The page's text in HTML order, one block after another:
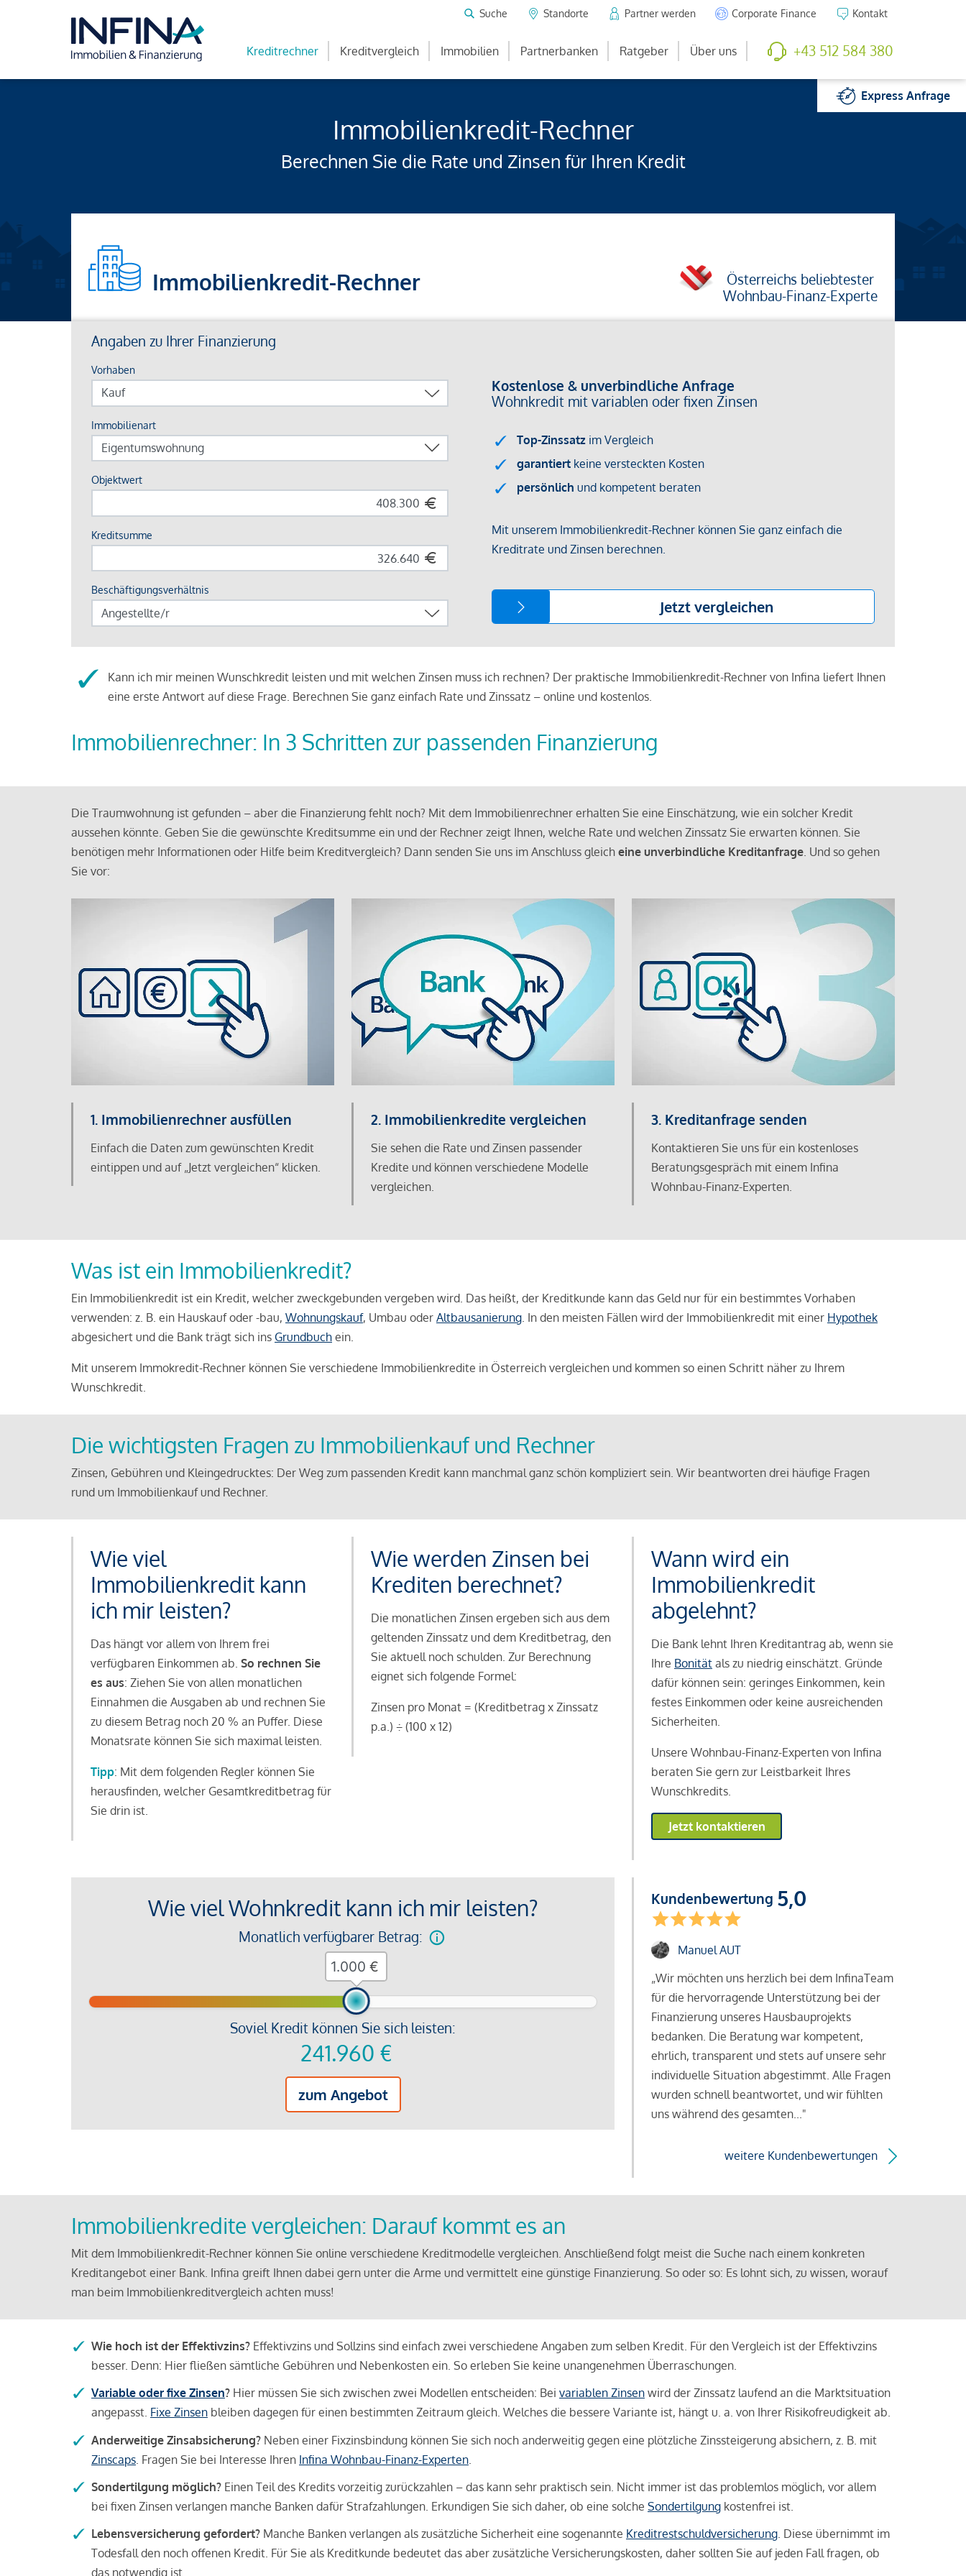
Suche Standorte Partner werden Corporate Finance Kontakt
Kreditrechner Kreditvergleich Immobilien Partnerbanken Ratgeber Über uns +43 512 584 380
ExpressAnfrage
Immobilienkredit-Rechner
Berechnen Sie die Rate und Zinsen für Ihren Kredit
Immobilienkredit-Rechner
Österreichs beliebtester
Wohnbau-Finanz-Experte
Kann ich mir meinen Wunschkredit leisten und mit welchen Zinsen muss ich rechnen? Der praktische Immobilienkredit-Rechner von Infina liefert Ihnen
eine erste Antwort auf diese Frage. Berechnen Sie ganz einfach Rate und Zinssatz – online und kostenlos.
Immobilienrechner: In 3 Schritten zur passenden Finanzierung
Die Traumwohnung ist gefunden – aber die Finanzierung fehlt noch? Mit dem Immobilienrechner erhalten Sie eine Einschätzung, wie ein solcher Kredit
aussehen könnte. Geben Sie die gewünschte Kreditsumme ein und der Rechner zeigt Ihnen, welche Rate und welchen Zinssatz Sie erwarten können. Sie
benötigen mehr Informationen oder Hilfe beim Kreditvergleich? Dann senden Sie uns im Anschluss gleich eine unverbindliche Kreditanfrage. Und so gehen
Sie vor:
1. Immobilienrechner ausfüllen
Einfach die Daten zum gewünschten Kredit
eintippen und auf „Jetzt vergleichen“ klicken.
2. Immobilienkredite vergleichen
Sie sehen die Rate und Zinsen passender
Kredite und können verschiedene Modelle
vergleichen.
3. Kreditanfrage senden
Kontaktieren Sie uns für ein kostenloses
Beratungsgespräch mit einem Infina
Wohnbau-Finanz-Experten.
Was ist ein Immobilienkredit?
Ein Immobilienkredit ist ein Kredit, welcher zweckgebunden vergeben wird. Das heißt, der Kreditkunde kann das Geld nur für ein bestimmtes Vorhaben
verwenden: z. B. ein Hauskauf oder -bau, Wohnungskauf, Umbau oder Altbausanierung. In den meisten Fällen wird der Immobilienkredit mit einer Hypothek
abgesichert und die Bank trägt sich ins Grundbuch ein.
Mit unserem Immokredit-Rechner können Sie verschiedene Immobilienkredite in Österreich vergleichen und kommen so einen Schritt näher zu Ihrem
Wunschkredit.
Die wichtigsten Fragen zu Immobilienkauf und Rechner
Zinsen, Gebühren und Kleingedrucktes: Der Weg zum passenden Kredit kann manchmal ganz schön kompliziert sein. Wir beantworten drei häufige Fragen
rund um Immobilienkauf und Rechner.
Wie viel
Immobilienkredit kann
ich mir leisten?
Das hängt vor allem von Ihrem frei
verfügbaren Einkommen ab. So rechnen Sie
es aus: Ziehen Sie von allen monatlichen
Einnahmen die Ausgaben ab und rechnen Sie
zu diesem Betrag noch 20 % an Puffer. Diese
Monatsrate können Sie sich maximal leisten.
Tipp: Mit dem folgenden Regler können Sie
herausfinden, welcher Gesamtkreditbetrag für
Sie drin ist.
Wie werden Zinsen bei
Krediten berechnet?
Die monatlichen Zinsen ergeben sich aus dem
geltenden Zinssatz und dem Kreditbetrag, den
Sie aktuell noch schulden. Zur Berechnung
eignet sich folgende Formel:
Zinsen pro Monat = (Kreditbetrag x Zinssatz
p.a.) ÷ (100 x 12)
Wann wird ein
Immobilienkredit
abgelehnt?
Die Bank lehnt Ihren Kreditantrag ab, wenn sie
Ihre Bonitätals zu niedrig einschätzt. Gründe
dafür können sein: geringes Einkommen, kein
festes Einkommen oder keine ausreichenden
Sicherheiten.
Unsere Wohnbau-Finanz-Experten von Infina
beraten Sie gern zur Leistbarkeit Ihres
Wunschkredits.
Jetzt kontaktieren
Wie viel Wohnkredit kann ich mir leisten?
Monatlich verfügbarer Betrag:
Soviel Kredit können Sie sich leisten:
241.960 €
zum Angebot
€
Kundenbewertung 5,0
Manuel AUT
„Wir möchten uns herzlich bei dem InfinaTeam
für die hervorragende Unterstützung bei der
Finanzierung unseres Hausbauprojekts
bedanken. Die Beratung war kompetent,
ehrlich, transparent und stets auf unsere sehr
individuelle Situation abgestimmt. Alle Fragen
wurden schnell beantwortet, und wir fühlten
uns während des gesamten..."
weitere Kundenbewertungen
Immobilienkredite vergleichen: Darauf kommt es an
Mit dem Immobilienkredit-Rechner können Sie online verschiedene Kreditmodelle vergleichen. Anschließend folgt meist die Suche nach einem konkreten
Kreditangebot einer Bank. Infina greift Ihnen dabei gern unter die Arme und vermittelt eine günstige Finanzierung. So oder so: Es lohnt sich, zu wissen, worauf
man beim Immobilienkreditvergleich achten muss!
Wie hoch ist der Effektivzins? Effektivzins und Sollzins sind einfach zwei verschiedene Angaben zum selben Kredit. Für den Vergleich ist der Effektivzins
besser. Denn: Hier fließen sämtliche Gebühren und Nebenkosten ein. So erleben Sie keine unangenehmen Überraschungen.
Variable oder fixe Zinsen? Hier müssen Sie sich zwischen zwei Modellen entscheiden: Bei variablen Zinsen wird der Zinssatz laufend an die Marktsituation
angepasst. Fixe Zinsen bleiben dagegen für einen bestimmten Zeitraum gleich. Welches die bessere Variante ist, hängt u. a. von Ihrer Risikofreudigkeit ab.
Anderweitige Zinsabsicherung? Neben einer Fixzinsbindung können Sie sich noch anderweitig gegen eine plötzliche Zinssteigerung absichern, z. B. mit
Zinscaps . Fragen Sie bei Interesse Ihren Infina Wohnbau-Finanz-Experten
Sondertilgung möglich? Einen Teil des Kredits vorzeitig zurückzahlen – das kann sehr praktisch sein. Nicht immer ist das problemlos möglich, vor allem
bei fixen Zinsen verlangen manche Banken dafür Strafzahlungen. Erkundigen Sie sich daher, ob eine solche Sondertilgung kostenfrei ist.
Lebensversicherung gefordert? Manche Banken verlangen als zusätzliche Sicherheit eine sogenannte Kreditrestschuldversicherung . Diese übernimmt im
Todesfall den noch offenen Kredit. Für Sie als Kreditkunde bedeutet das aber zusätzliche Versicherungskosten, daher sollten Sie auf jeden Fall fragen, ob
das notwendig ist.